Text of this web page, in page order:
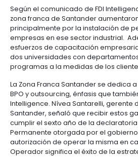
Forestal
Frutas
verduras
Cosméticos
y
cuidado
Agua
y
saneamiento
Infraestructura
social
Manufacturas
Aeronáutica
Astilleros
Automotriz
Materiales
Tecnología
y
creatividad
Tecnología
y
creatividad
Audiovisual
Otros
sectores
Otros
sectores
3.
Cumplimiento
y
gobierno
corporativo
4.
Derecho
laboral
y
migratorio
Inversionista
Empresario
colombiano
Recursos
de
información
Mapa
de
proyectos
por
región
Oportunidades
mejor plataforma según FDI
de mercado asociado al
Bucaramanga,21 oct.
Santander fue galardonada
Suramérica en los “Global
que entrega cada año FDI
asociado al diario Financial
Según el comunicado de FDI
zona franca de Santander
principalmente por la
empresas en ese sector